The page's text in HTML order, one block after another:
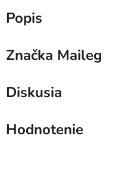
Popis
Značka Maileg
Diskusia
Hodnotenie